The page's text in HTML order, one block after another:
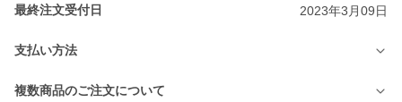
最終注文受付日 2023年3月09日
支払い方法
複数商品のご注文について